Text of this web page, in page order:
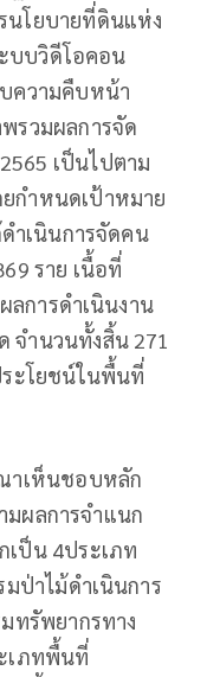
นโยบายที่ดินแห่ง
บบวิดีโอคอน
ความคืบหน้า
รวมผลการจัด
เป็นไปตาม
กำหนดเป้าหมาย
ำเนินการจัดคน
ราย เนื้อที่
ลการดำเนินงาน
จำนวนทั้งสิ้น 271
ะโยชน์ในพื้นที่
าเห็นชอบหลัก
ผลการจำแนก
ป็น 4ประเภท
ป่าไม้ดำเนินการ
ทรัพยากรทาง
เภทพื้นที่